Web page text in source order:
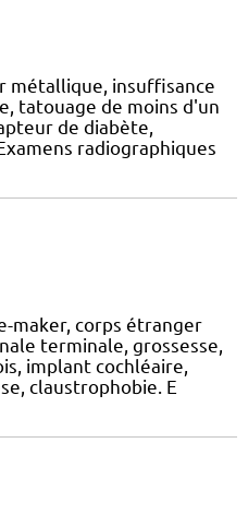
métallique, insuffisance
tatouage de moins d'un
de diabète,
radiographiques
maker, corps étranger
terminale, grossesse,
implant cochléaire,
claustrophobie. E